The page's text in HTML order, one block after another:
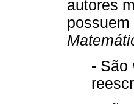
autores
- São